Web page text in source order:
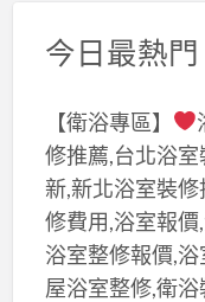
今日最熱門
【衛浴專區】
修推薦,台北浴
新,新北浴室裝
修費用,浴室報
浴室整修報價,
屋浴室整修,衛